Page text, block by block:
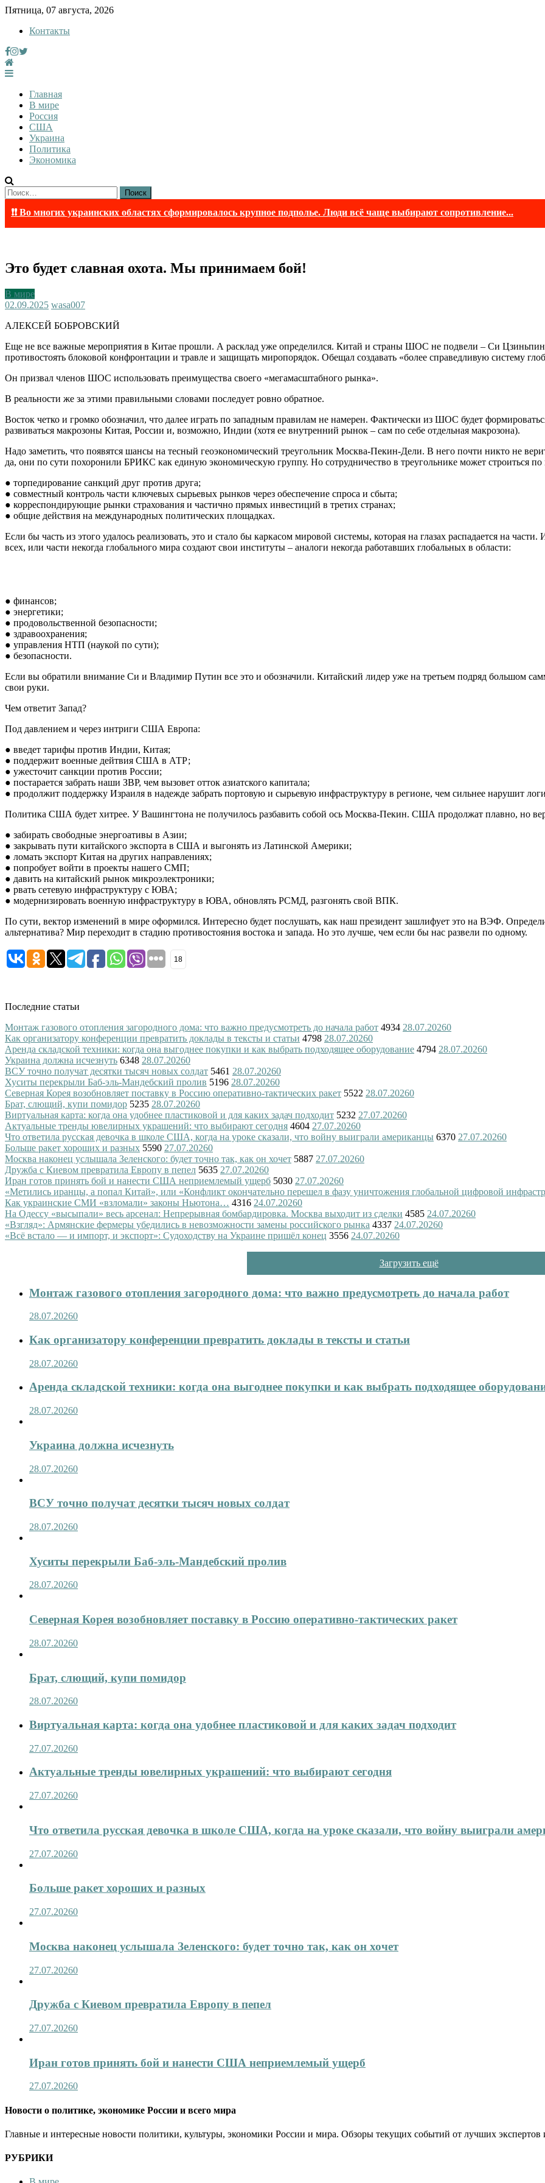
Skip
content
Пятница, 07 августа, 2026
Контакты
InfoRuss
InfoRuss — Новости
Главная
В мире
Россия
США
Украина
Политика
Экономика
Найти:
❗❗ Во многих украинских областях сформировалось крупное подполье. Люди всё чаще выбирают сопротивление...
Это будет славная охота. Мы принимаем бой!
В мире
02.09.2025 wasa007
АЛЕКСЕЙ БОБРОВСКИЙ
Еще не все важные мероприятия в Китае прошли. А расклад уже определился. Китай и страны ШОС не подвели – Си
противостоять блоковой конфронтации и травле и защищать миропорядок. Обещал создавать «более справедливую систему
Он призвал членов ШОС использовать преимущества своего «мегамасштабного рынка».
В реальности же за этими правильными словами последует ровно обратное.
Восток четко и громко обозначил, что далее играть по западным правилам не намерен. Фактически из ШОС будет
развиваться макрозоны Китая, России и, возможно, Индии (хотя ее внутренний рынок – сам по себе отдельная макрозона).
Надо заметить, что появятся шансы на тесный геоэкономический треугольник Москва-Пекин-Дели. В него почти никто не
да, они по сути похоронили БРИКС как единую экономическую группу. Но сотрудничество в треугольнике может строиться
● торпедирование санкций друг против друга;
● совместный контроль части ключевых сырьевых рынков через обеспечение спроса и сбыта;
● корреспондирующие рынки страхования и частично прямых инвестиций в третих странах;
● общие действия на международных политических площадках.
Если бы часть из этого удалось реализовать, это и стало бы каркасом мировой системы, которая на глазах распадается на
всех, или части некогда глобального мира создают свои институты – аналоги некогда работавших глобальных в области:
● финансов;
● энергетики;
● продовольственной безопасности;
● здравоохранения;
● управления НТП (наукой по сути);
● безопасности.
Если вы обратили внимание Си и Владимир Путин все это и обозначили. Китайский лидер уже на третьем подряд большом
свои руки.
Чем ответит Запад?
Под давлением и через интриги США Европа:
● введет тарифы против Индии, Китая;
● поддержит военные дейтвия США в АТР;
● ужесточит санкции против России;
● постарается забрать наши ЗВР, чем вызовет отток азиатского капитала;
● продолжит поддержку Израиля в надежде забрать портовую и сырьевую инфраструктуру в регионе, чем сильнее нарушит
Политика США будет хитрее. У Вашингтона не получилось разбавить собой ось Москва-Пекин. США продолжат плавно, но
● забирать свободные энергоативы в Азии;
● закрывать пути китайского экспорта в США и выгонять из Латинской Америки;
● ломать экспорт Китая на других направлениях;
● попробует войти в проекты нашего СМП;
● давить на китайский рынок микроэлектроники;
● рвать сетевую инфраструктуру с ЮВА;
● модернизировать военную инфраструктуру в ЮВА, обновлять РСМД, разгонять свой ВПК.
По сути, вектор изменений в мире оформился. Интересно будет послушать, как наш президент зашлифует это на ВЭФ.
альтернатива? Мир переходит в стадию противостояния востока и запада. Но это лучше, чем если бы нас развели по одному.
18
Последние статьи
Монтаж газового отопления загородного дома: что важно предусмотреть до начала работ 4934 28.07.20260
Как организатору конференции превратить доклады в тексты и статьи 4798 28.07.20260
Аренда складской техники: когда она выгоднее покупки и как выбрать подходящее оборудование 4794 28.07.20260
Украина должна исчезнуть 6348 28.07.20260
ВСУ точно получат десятки тысяч новых солдат 5461 28.07.20260
Хуситы перекрыли Баб-эль-Мандебский пролив 5196 28.07.20260
Северная Корея возобновляет поставку в Россию оперативно-тактических ракет 5522 28.07.20260
Брат, слющий, купи помидор 5235 28.07.20260
Виртуальная карта: когда она удобнее пластиковой и для каких задач подходит 5232 27.07.20260
Актуальные тренды ювелирных украшений: что выбирают сегодня 4604 27.07.20260
Что ответила русская девочка в школе США, когда на уроке сказали, что войну выиграли американцы 6370 27.07.20260
Больше ракет хороших и разных 5590 27.07.20260
Москва наконец услышала Зеленского: будет точно так, как он хочет 5887 27.07.20260
Дружба с Киевом превратила Европу в пепел 5635 27.07.20260
Иран готов принять бой и нанести США неприемлемый ущерб 5030 27.07.20260
«Метились иранцы, а попал Китай», или «Конфликт окончательно перешел в фазу уничтожения глобальной цифровой
Как украинские СМИ «взломали» законы Ньютона… 4316 24.07.20260
На Одессу «высыпали» весь арсенал: Непрерывная бомбардировка. Москва выходит из сделки 4585 24.07.20260
«Взгляд»: Армянские фермеры убедились в невозможности замены российского рынка 4337 24.07.20260
«Всё встало — и импорт, и экспорт»: Судоходству на Украине пришёл конец 3556 24.07.20260
Загрузить ещё
Монтаж газового отопления загородного дома: что важно предусмотреть до начала работ
28.07.20260
Как организатору конференции превратить доклады в тексты и статьи
28.07.20260
Аренда складской техники: когда она выгоднее покупки и как выбрать подходящее
28.07.20260
Украина должна исчезнуть
28.07.20260
ВСУ точно получат десятки тысяч новых солдат
28.07.20260
Хуситы перекрыли Баб-эль-Мандебский пролив
28.07.20260
Северная Корея возобновляет поставку в Россию оперативно-тактических ракет
28.07.20260
Брат, слющий, купи помидор
28.07.20260
Виртуальная карта: когда она удобнее пластиковой и для каких задач подходит
27.07.20260
Актуальные тренды ювелирных украшений: что выбирают сегодня
27.07.20260
Что ответила русская девочка в школе США, когда на уроке сказали, что войну выиграли
27.07.20260
Больше ракет хороших и разных
27.07.20260
Москва наконец услышала Зеленского: будет точно так, как он хочет
27.07.20260
Дружба с Киевом превратила Европу в пепел
27.07.20260
Иран готов принять бой и нанести США неприемлемый ущерб
27.07.20260
Новости о политике, экономике России и всего мира
Главные и интересные новости политики, культуры, экономики России и мира. Обзоры текущих событий от лучших экспертов
РУБРИКИ